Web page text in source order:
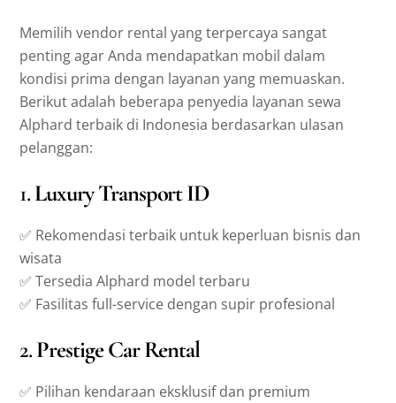
Memilih vendor rental yang terpercaya sangat
penting agar Anda mendapatkan mobil dalam
kondisi prima dengan layanan yang memuaskan.
Berikut adalah beberapa penyedia layanan sewa
Alphard terbaik di Indonesia berdasarkan ulasan
pelanggan:
1.Luxury Transport ID
✅ Rekomendasi terbaik untuk keperluan bisnis dan
wisata
✅ Tersedia Alphard model terbaru
✅ Fasilitas full-service dengan supir profesional
2.Prestige Car Rental
✅ Pilihan kendaraan eksklusif dan premium